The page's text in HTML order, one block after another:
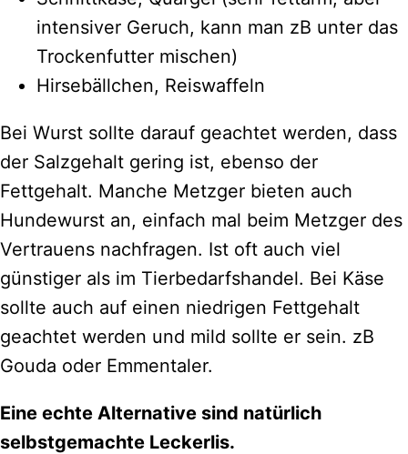
intensiver Geruch, kann man zB unter das
Trockenfutter mischen)
Hirsebällchen, Reiswaffeln
Bei Wurst sollte darauf geachtet werden, dass
der Salzgehalt gering ist, ebenso der
Fettgehalt. Manche Metzger bieten auch
Hundewurst an, einfach mal beim Metzger des
Vertrauens nachfragen. Ist oft auch viel
günstiger als im Tierbedarfshandel. Bei Käse
sollte auch auf einen niedrigen Fettgehalt
geachtet werden und mild sollte er sein. zB
Gouda oder Emmentaler.
Eine echte Alternative sind natürlich
selbstgemachte Leckerlis.